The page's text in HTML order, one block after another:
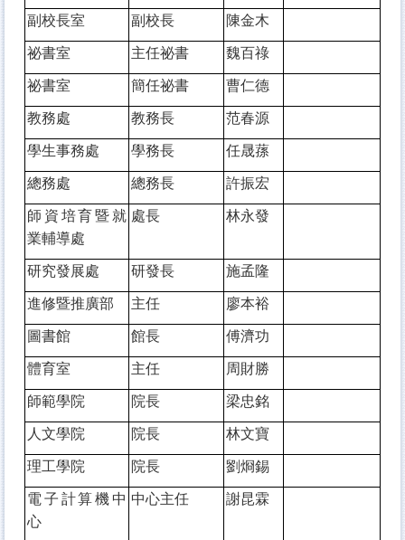
副校長室
副校長
陳金木
祕書室
主任祕書
魏百祿
祕書室
簡任祕書
曹仁德
教務處
教務長
范春源
學生事務處
學務長 任晟蓀
總務處 總務長
許振宏
師資培育暨就
業輔導處
處長 林永發
研究發展處 研發長
施孟隆
進修暨推廣部
主任
廖本裕
圖書館
館長
傅濟功
體育室
主任
周財勝
師範學院
院長 梁忠銘
人文學院 院長
林文寶
理工學院
院長
劉烱錫
電子計算機中
心
中心主任 謝昆霖